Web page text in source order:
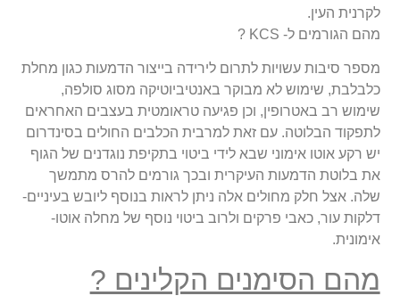
לקרנית העין.
מהם הגורמים ל- KCS ?
מספר סיבות עשויות לתרום לירידה בייצור הדמעות כגון מחלת
כלבלבת, שימוש לא מבוקר באנטיביוטיקה מסוג סולפה,
שימוש רב באטרופין, וכן פגיעה טראומטית בעצבים האחראים
לתפקוד הבלוטה. עם זאת למרבית הכלבים החולים בסינדרום
יש רקע אוטו אימוני שבא לידי ביטוי בתקיפת נוגדנים של הגוף
את בלוטת הדמעות העיקרית ובכך גורמים להרס מתמשך
שלה. אצל חלק מחולים אלה ניתן לראות בנוסף ליובש בעיניים-
דלקות עור, כאבי פרקים ולרוב ביטוי נוסף של מחלה אוטו-
אימונית.
מהם הסימנים הקלינים ?